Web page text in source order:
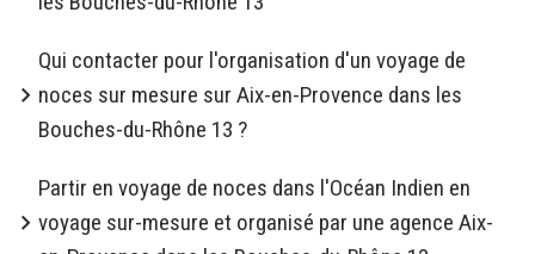
Qui contacter pour l'organisation d'un voyage de
noces sur mesure sur Aix-en-Provence dans les
Bouches-du-Rhône 13 ?
Partir en voyage de noces dans l'Océan Indien en
voyage sur-mesure et organisé par une agence Aix-